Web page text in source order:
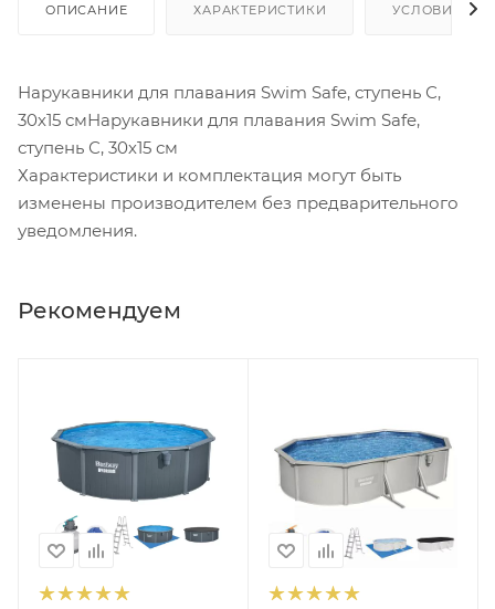
ОПИСАНИЕ ХАРАКТЕРИСТИКИ УСЛОВИЯ
Нарукавники для плавания Swim Safe, ступень С,
30х15 смНарукавники для плавания Swim Safe,
ступень С, 30х15 см
Характеристики и комплектация могут быть
изменены производителем без предварительного
уведомления.
Рекомендуем